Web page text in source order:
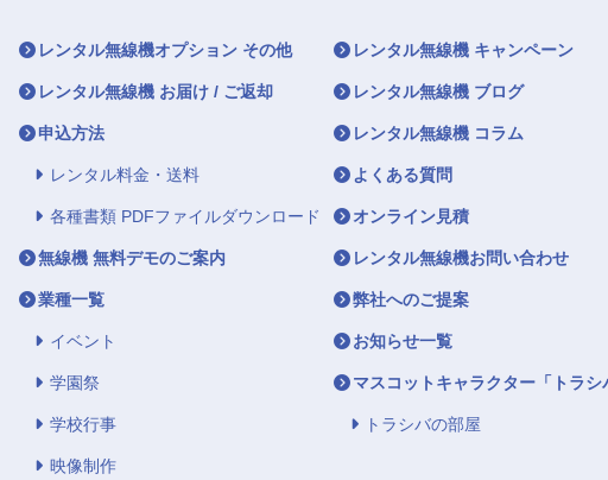
レンタル無線機オプション その他
レンタル無線機 お届け / ご返却
申込方法
レンタル料金・送料
各種書類 PDFファイルダウンロード
無線機 無料デモのご案内
業種一覧
イベント
学園祭
学校行事
映像制作
レンタル無線機 キャンペーン
レンタル無線機 ブログ
レンタル無線機 コラム
よくある質問
オンライン見積
レンタル無線機お問い合わせ
弊社へのご提案
お知らせ一覧
マスコットキャラクター「トラシ
トラシバの部屋